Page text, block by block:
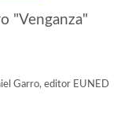
"Venganza"
Garro, editor EUNED